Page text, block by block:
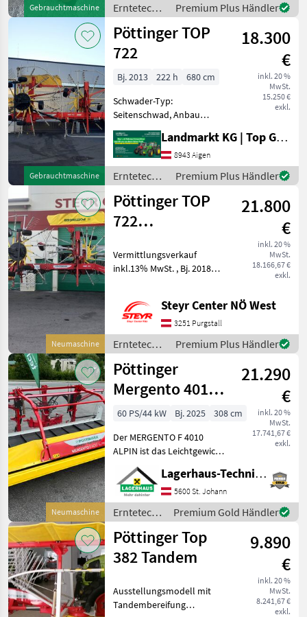
Gebrauchtmaschine
Erntetechnik
Grünland /
Pöttinger
Premium Plus Händler
Gebrauchtmaschine
Pöttinger TOP
722
18.300
€
inkl. 20 %
MwSt.
15.250 €
exkl.
Bj. 2013 222 h
680 cm
Schwader-Typ:
Seitenschwad, Anbau
Schwader, Beleuchtung,
Lenkachse, Tandemachse,
Zinkenverlustsicherung
Gebrauchter Pöttinger Top
722 - guter Zustand -
Kundenvermittlung!
Landmarkt KG | Top Gebrauchtmaschinen Zentrum
8943 Aigen
Erntetechnik
Grünland /
Pöttinger
Premium Plus Händler
Neumaschine
Pöttinger TOP
722
21.800
€
inkl. 20 %
MwSt.
18.166,67 €
exkl.
Vermittlungsverkauf
inkl.13% MwSt. , Bj. 2018
Bereifung 380/55-17 ,
Tandembereifung ,
Außenliegende Tasträder-
Multitast , hydr. A
Steyr Center NÖ West
3251 Purgstall
Erntetechnik
Grünland /
Pöttinger
Premium Plus Händler
Neumaschine
Pöttinger
Mergento 4010
Alpin
21.290
€
inkl. 20 %
MwSt.
17.741,67 €
exkl.
60 PS/44 kW Bj. 2025
308 cm
Der MERGENTO F 4010
ALPIN ist das Leichtgewicht
unter den alpinen
Frontbandschwadern.Mit
nur 575 kg Eigengewicht bei
einer Aufnahmebreite von
3, 08 m sind Sie sicher
Lagerhaus-Technik St. Johann
5600 St. Johann
Erntetechnik
Grünland /
Pöttinger
Premium Gold Händler
Pöttinger Top
382 Tandem
9.890
€
inkl. 20 %
MwSt.
8.241,67 €
exkl.
Ausstellungsmodell mit
Tandembereifung